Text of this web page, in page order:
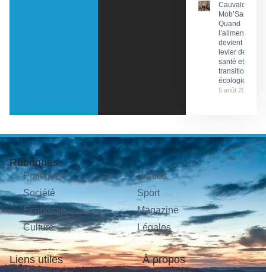
Cauvaldor –
Mob’Santé :
Quand
l’alimentation
devient un
levier de
santé et de
transition
écologique
5 août 2026
Rubriques
Politique
Société
Économie
Culture
Sorties
Sport
Magazine
Légales
Liens utiles À propos